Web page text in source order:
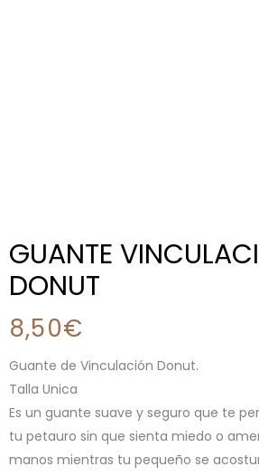
GUANTE
DONUT
8,50€
Guante de Vinculación Donut.
Talla Unica
Es un guante suave y seguro que te
tu petauro sin que sienta miedo o
manos mientras tu pequeño se